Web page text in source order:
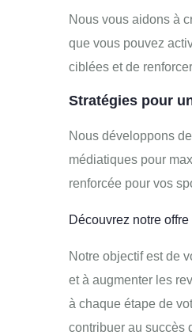
Nous vous aidons à
que vous pouvez
ciblées et de
Stratégies pour
Nous développons
médiatiques pour
renforcée pour vos
Découvrez notre
Notre objectif est de
et à augmenter les
à chaque étape de
contribuer au succès